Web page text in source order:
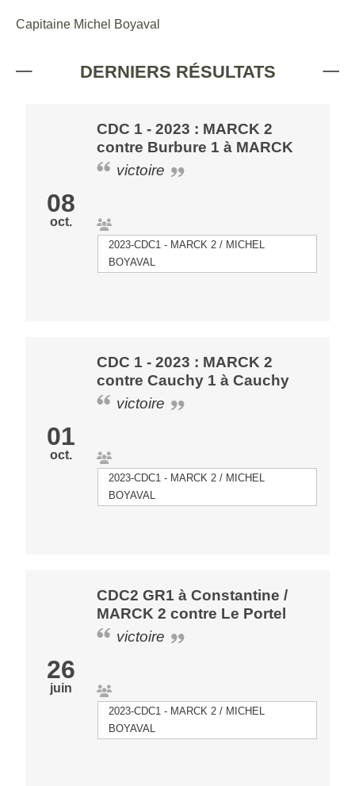
Capitaine Michel Boyaval
DERNIERS RÉSULTATS
08
oct.
CDC 1 - 2023 : MARCK 2
contre Burbure 1 à MARCK
victoire
2023-CDC1 - MARCK 2 / MICHEL
BOYAVAL
01
oct.
CDC 1 - 2023 : MARCK 2
contre Cauchy 1 à Cauchy
victoire
2023-CDC1 - MARCK 2 / MICHEL
BOYAVAL
26
juin
CDC2 GR1 à Constantine /
MARCK 2 contre Le Portel
victoire
2023-CDC1 - MARCK 2 / MICHEL
BOYAVAL